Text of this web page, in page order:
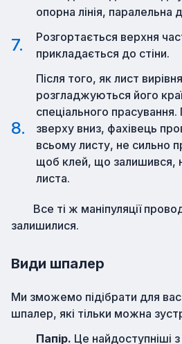
опорна лінія, паралельна
Розгортається верхня
прикладається до стіни.
Після того, як лист
розгладжуються його
спеціального
зверху вниз, фахівець
всьому листу, не сильно
щоб клей, що залишився,
листа.
Все ті ж маніпуляції
залишилися.
Види шпалер
Ми зможемо підібрати для вас
шпалер, які тільки можна
Папір. Це найдоступніші